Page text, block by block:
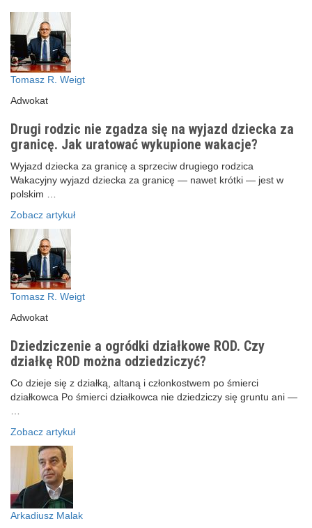
Tomasz R. Weigt
Adwokat
Drugi rodzic nie zgadza się na wyjazd dziecka za
granicę. Jak uratować wykupione wakacje?
Wyjazd dziecka za granicę a sprzeciw drugiego rodzica
Wakacyjny wyjazd dziecka za granicę — nawet krótki — jest w
polskim …
Zobacz artykuł
Tomasz R. Weigt
Adwokat
Dziedziczenie a ogródki działkowe ROD. Czy
działkę ROD można odziedziczyć?
Co dzieje się z działką, altaną i członkostwem po śmierci
działkowca Po śmierci działkowca nie dziedziczy się gruntu ani —
…
Zobacz artykuł
Arkadiusz Malak